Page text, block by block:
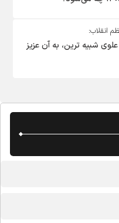
شبیه ترین، به آن عزیز